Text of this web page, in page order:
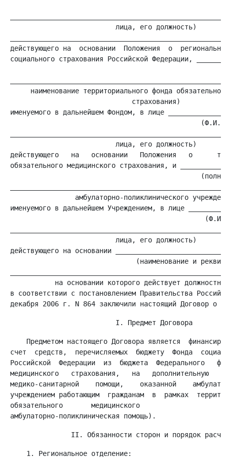
                           лица, его должность)
действующего на  основании  Положения  о
социального страхования Российской Федерации,
наименование территориального фонда
                               страхования)
именуемого в дальнейшем Фондом, в лице
                           лица, его должность)
действующего   на   основании   Положения   о
обязательного медицинского страхования, и
амбулаторно-поликлинического
именуемого в дальнейшем Учреждением, в лице
                           лица, его должность)
действующего на основании
(наименование и
на основании которого действует
в соответствии с постановлением Правительства
Предметом настоящего Договора является
счет  средств,  перечисляемых  бюджету  Фонда
Российской  Федерации  из  бюджета  Федерального
медицинского   страхования,   на   дополнительную
медико-санитарной    помощи,    оказанной
учреждением работающим  гражданам  в  рамках
обязательного       медицинского
     1. Региональное отделение: